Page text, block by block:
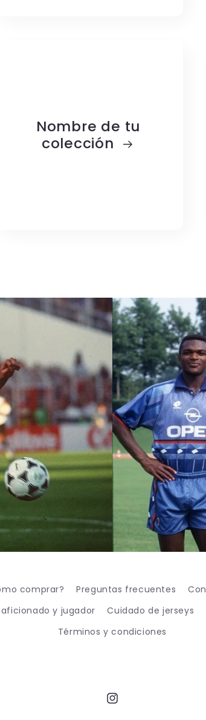
Nombre de tu
colección
comprar? Preguntas frecuentes
y jugador
Cuidado de jerseys
Términos y condiciones
Instagram